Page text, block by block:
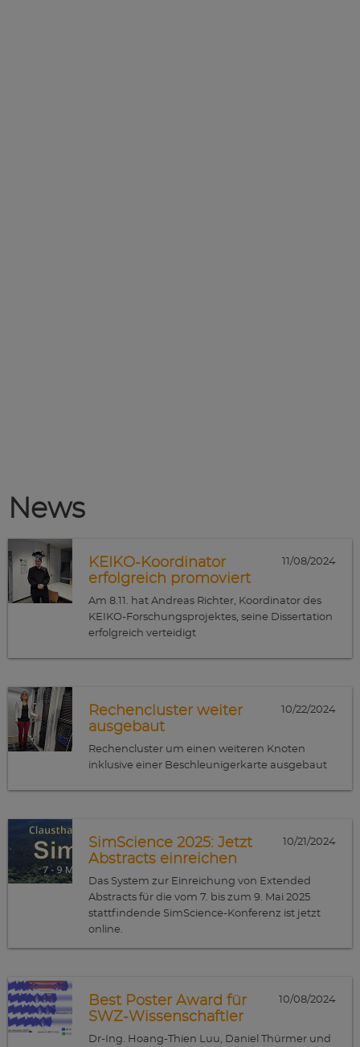
News
11/08/2024
KEIKO-Koordinator
erfolgreich promoviert
Am 8.11. hat Andreas Richter, Koordinator des
KEIKO-Forschungsprojektes, seine Dissertation
erfolgreich verteidigt
10/22/2024
Rechencluster weiter
ausgebaut
Rechencluster um einen weiteren Knoten
inklusive einer Beschleunigerkarte ausgebaut
10/21/2024
SimScience 2025: Jetzt
Abstracts einreichen
Das System zur Einreichung von Extended
Abstracts für die vom 7. bis zum 9. Mai 2025
stattfindende SimScience-Konferenz ist jetzt
online.
10/08/2024
Best Poster Award für
SWZ-Wissenschaftler
Dr-Ing. Hoang-Thien Luu, Daniel Thürmer und